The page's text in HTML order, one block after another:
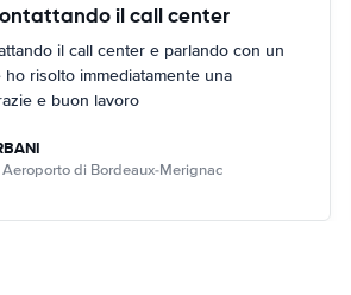
il call center
il call center e parlando con un
risolto immediatamente una
e buon lavoro
Aeroporto di Bordeaux-Merignac